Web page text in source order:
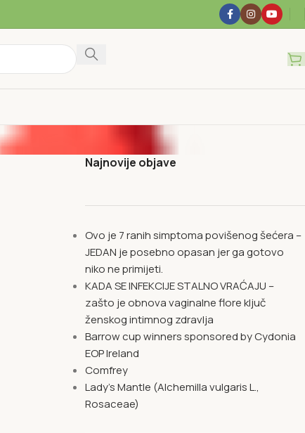
Najnovije objave
Ovo je 7 ranih simptoma povišenog šećera –
JEDAN je posebno opasan jer ga gotovo
niko ne primijeti.
KADA SE INFEKCIJE STALNO VRAĆAJU –
zašto je obnova vaginalne flore ključ
ženskog intimnog zdravlja
Barrow cup winners sponsored by Cydonia
EOP Ireland
Comfrey
Lady's Mantle (Alchemilla vulgaris L.,
Rosaceae)